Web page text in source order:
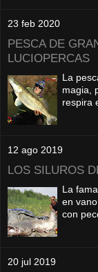
23 feb 2020
PESCA DE
LUCIOPERCAS
La
magia,
respira
12 ago 2019
LOS SILUROS
La
en
con
20 jul 2019